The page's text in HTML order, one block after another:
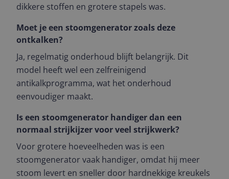
dikkere stoffen en grotere stapels was.
Moet je een stoomgenerator zoals deze
ontkalken?
Ja, regelmatig onderhoud blijft belangrijk. Dit
model heeft wel een zelfreinigend
antikalkprogramma, wat het onderhoud
eenvoudiger maakt.
Is een stoomgenerator handiger dan een
normaal strijkijzer voor veel strijkwerk?
Voor grotere hoeveelheden was is een
stoomgenerator vaak handiger, omdat hij meer
stoom levert en sneller door hardnekkige kreukels